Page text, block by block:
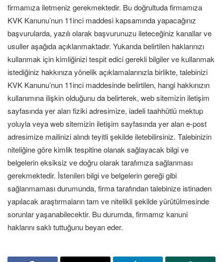
firmamıza iletmeniz gerekmektedir. Bu doğrultuda firmamıza
KVK Kanunu’nun 11inci maddesi kapsamında yapacağınız
başvurularda, yazılı olarak başvurunuzu ileteceğiniz kanallar ve
usuller aşağıda açıklanmaktadır. Yukarıda belirtilen haklarınızı
kullanmak için kimliğinizi tespit edici gerekli bilgiler ve kullanmak
istediğiniz hakkınıza yönelik açıklamalarınızla birlikte, talebinizi
KVK Kanunu’nun 11inci maddesinde belirtilen, hangi hakkınızın
kullanımına ilişkin olduğunu da belirterek, web sitemizin iletişim
sayfasında yer alan fiziki adresimize, iadeli taahhütlü mektup
yoluyla veya web sitemizin iletişim sayfasında yer alan e-post
adresimize mailinizi alındı teyitli şekilde iletebilirsiniz. Talebinizin
niteliğine göre kimlik tespitine olanak sağlayacak bilgi ve
belgelerin eksiksiz ve doğru olarak tarafımıza sağlanması
gerekmektedir. İstenilen bilgi ve belgelerin gereği gibi
sağlanmaması durumunda, firma tarafından talebinize istinaden
yapılacak araştırmaların tam ve nitelikli şekilde yürütülmesinde
sorunlar yaşanabilecektir. Bu durumda, firmamız kanuni
haklarını saklı tuttuğunu beyan eder.